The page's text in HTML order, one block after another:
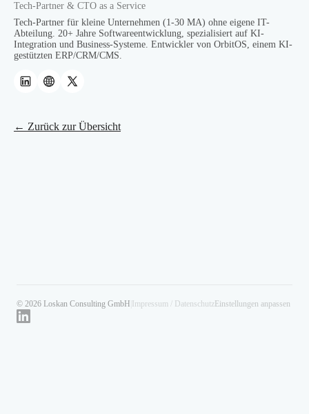
Tech-Partner & CTO as a Service
Tech-Partner für kleine Unternehmen (1-30 MA) ohne eigene IT-
Abteilung. 20+ Jahre Softwareentwicklung, spezialisiert auf KI-
Integration und Business-Systeme. Entwickler von OrbitOS, einem KI-
gestützten ERP/CRM/CMS.
← Zurück zur Übersicht
© 2026 Loskan Consulting GmbH Impressum / Datenschutz Einstellungen anpassen